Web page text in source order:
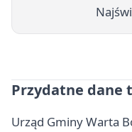
Przydatne dane
Urząd Gminy Warta